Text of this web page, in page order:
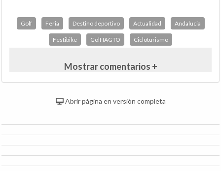
Golf Feria Destino deportivo Actualidad Andalucia
Festibike Golf IAGTO Cicloturismo
Mostrar comentarios +
Abrir página en versión completa